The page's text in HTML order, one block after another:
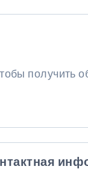
получить